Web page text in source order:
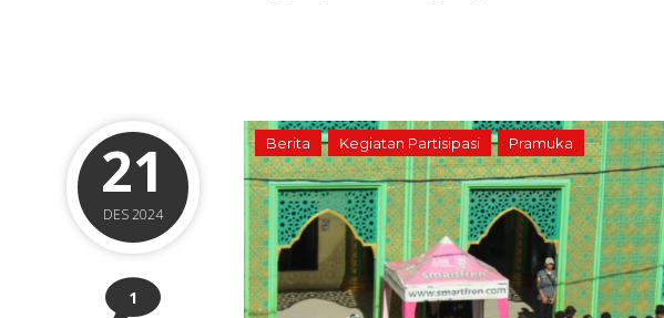
21
DES 2024
1
Berita Kegiatan Partisipasi Pramuka